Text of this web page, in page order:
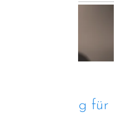
Werbung für